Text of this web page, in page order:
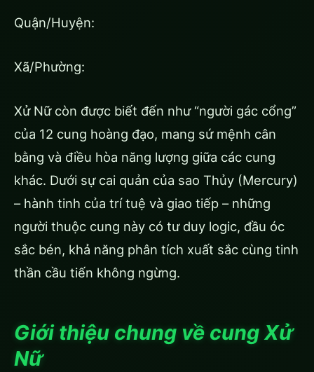
Quận/Huyện:
Xã/Phường:
Xử Nữ còn được biết đến như “người gác cổng”
của 12 cung hoàng đạo, mang sứ mệnh cân
bằng và điều hòa năng lượng giữa các cung
khác. Dưới sự cai quản của sao Thủy (Mercury)
– hành tinh của trí tuệ và giao tiếp – những
người thuộc cung này có tư duy logic, đầu óc
sắc bén, khả năng phân tích xuất sắc cùng tinh
thần cầu tiến không ngừng.
Giới thiệu chung về cung Xử
Nữ